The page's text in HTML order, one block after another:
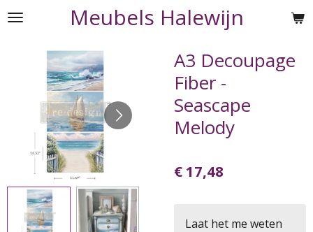
Ga
hoofdinhoud
Meubels Halewijn
A3 Decoupage
Fiber -
Seascape
Melody
€ 17,48
Laat het me weten